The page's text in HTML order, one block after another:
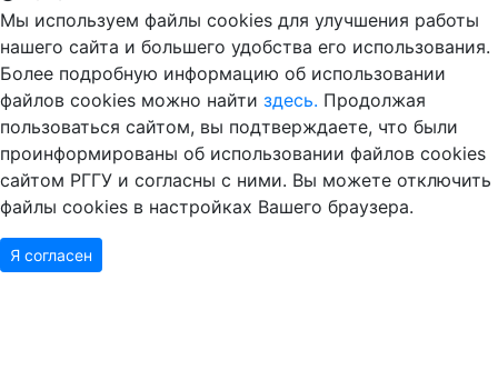
нашего сайта и большего удобства его использования.
Более подробную информацию об использовании
файлов cookies можно найтиздесь.Продолжая
пользоваться сайтом, вы подтверждаете, что были
проинформированы об использовании файлов cookies
сайтом РГГУ и согласны с ними. Вы можете отключить
файлы cookies в настройках Вашего браузера.